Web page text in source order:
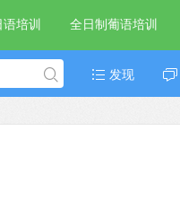
培训 全日制葡语培训
发现